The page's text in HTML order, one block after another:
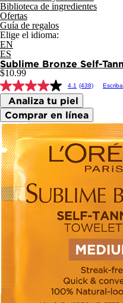
Biblioteca de ingredientes
Ofertas
Guía de regalos
Elige el idioma:
EN
ES
Sublime Bronze Self-
$10.99
4.1 (438)
Analiza tu piel
Comprar en línea